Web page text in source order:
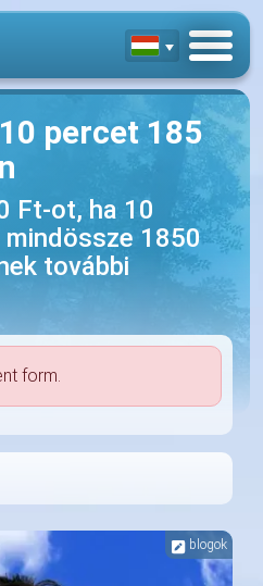
percet 185
Ft-ot, ha 10
1850
további
form.
blogok